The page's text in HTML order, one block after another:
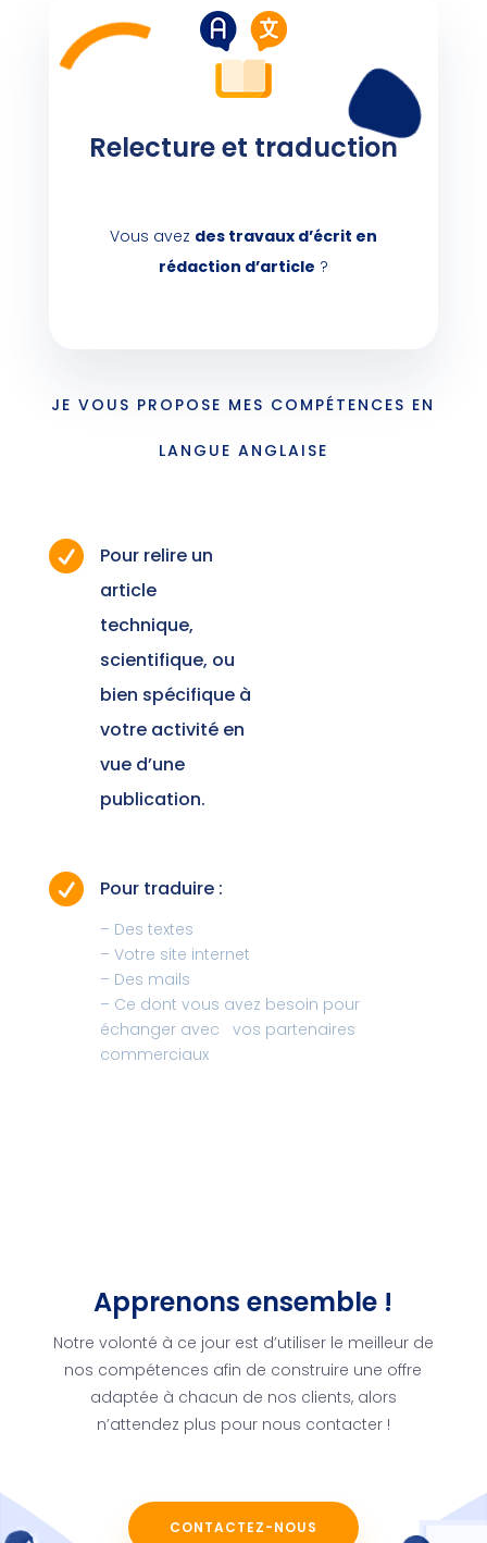
Relecture et traduction
Vous avez des travaux d’écrit en
rédaction d’article ?
JE VOUS PROPOSE MES COMPÉTENCES EN
LANGUE ANGLAISE

Pour relire un
article
technique,
scientifique, ou
bien spécifique à
votre activité en
vue d’une
publication.
 Pour traduire :
– Des textes
– Votre site internet
– Des mails
– Ce dont vous avez besoin pour
échanger avec vos partenaires
commerciaux
Apprenons ensemble !
Notre volonté à ce jour est d’utiliser le meilleur de
nos compétences afin de construire une offre
adaptée à chacun de nos clients, alors
n’attendez plus pour nous contacter !
CONTACTEZ-NOUS